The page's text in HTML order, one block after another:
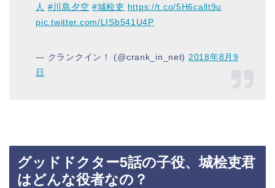
人 #川島夕空 #城桧吏 https://t.co/5H6callt9u
pic.twitter.com/LISb541U4P
— クランクイン！ (@crank_in_net) 2018年8月9
日
グッドドクター5話の子役、城桧吏君
はどんな役者なの？